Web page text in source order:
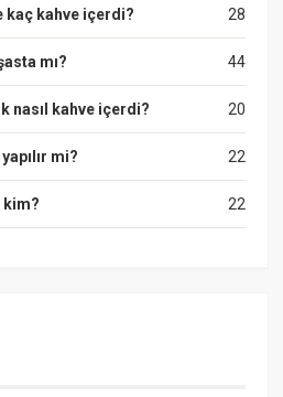
28
kaç kahve içerdi?
44
mı?
20
nasıl kahve içerdi?
22
mi?
22
kim?